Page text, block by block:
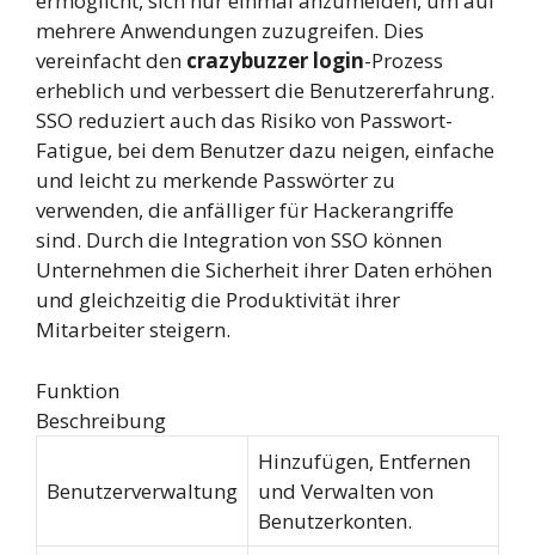
mehrere Anwendungen zuzugreifen. Dies
vereinfacht den crazybuzzer login-Prozess
erheblich und verbessert die Benutzererfahrung.
SSO reduziert auch das Risiko von Passwort-
Fatigue, bei dem Benutzer dazu neigen, einfache
und leicht zu merkende Passwörter zu
verwenden, die anfälliger für Hackerangriffe
sind. Durch die Integration von SSO können
Unternehmen die Sicherheit ihrer Daten erhöhen
und gleichzeitig die Produktivität ihrer
Mitarbeiter steigern.
Funktion
Beschreibung
Benutzerverwaltung
Hinzufügen, Entfernen
und Verwalten von
Benutzerkonten.